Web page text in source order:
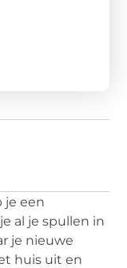
je een
al je spullen in
je nieuwe
huis uit en